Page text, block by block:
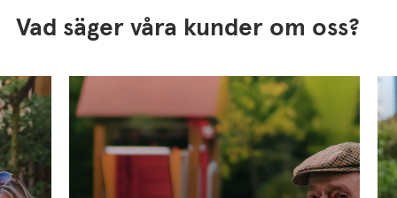
Vad säger våra kunder om oss?